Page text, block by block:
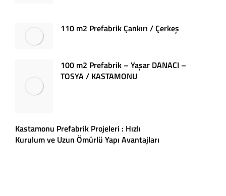
110 m2 Prefabrik Çankırı / Çerkeş
100 m2 Prefabrik – Yaşar DANACI –
TOSYA / KASTAMONU
Kastamonu Prefabrik Projeleri : Hızlı
Kurulum ve Uzun Ömürlü Yapı Avantajları